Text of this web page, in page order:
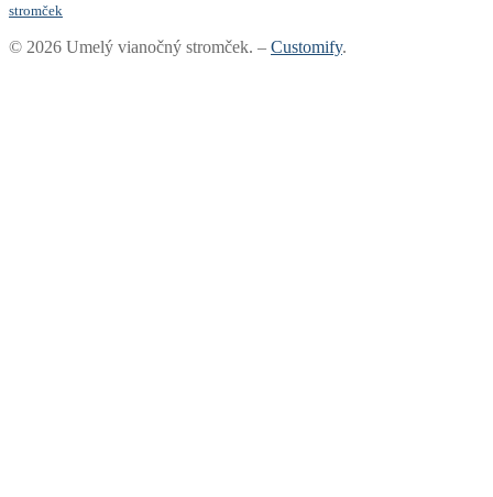
stromček
© 2026 Umelý vianočný stromček. – Customify.